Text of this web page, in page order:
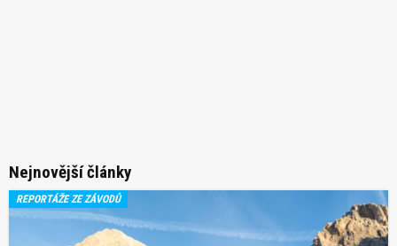
Nejnovější články
REPORTÁŽE ZE ZÁVODŮ